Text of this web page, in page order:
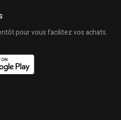
pour vous facilitez vos achats.